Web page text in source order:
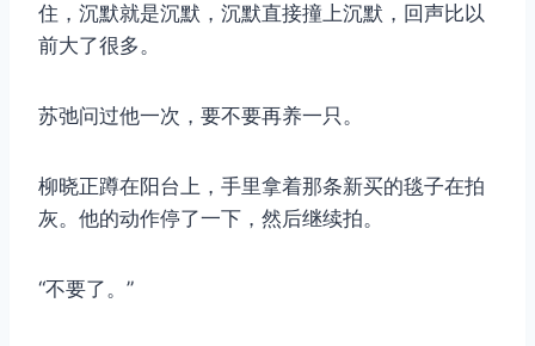
住，沉默就是沉默，沉默直接撞上沉默，回声比以
前大了很多。
苏弛问过他一次，要不要再养一只。
柳晓正蹲在阳台上，手里拿着那条新买的毯子在拍
灰。他的动作停了一下，然后继续拍。
“不要了。”